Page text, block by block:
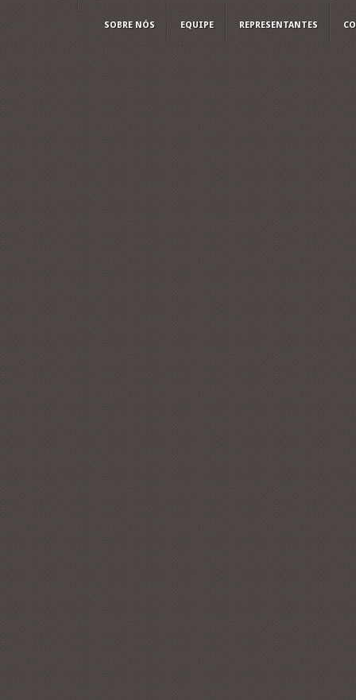
SOBRE NÓS EQUIPE REPRESENTANTES